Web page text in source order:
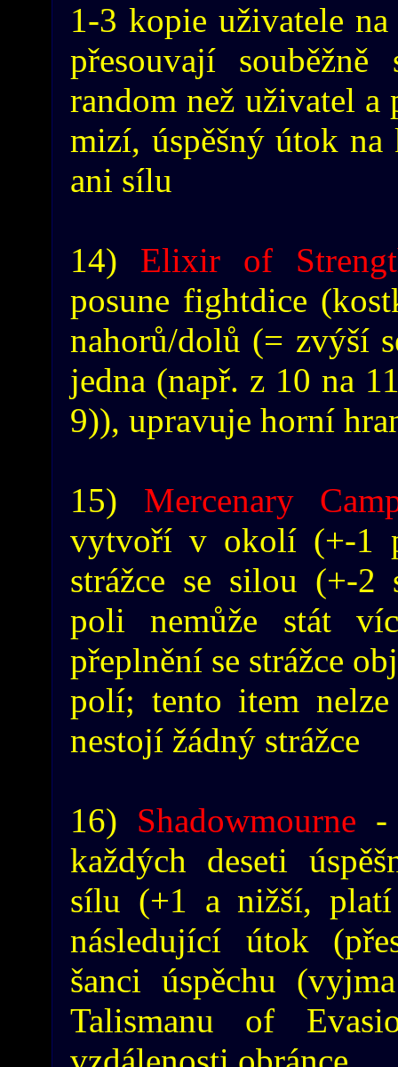
1-3 kopie uživatele
přesouvají
random než uživatel a
mizí, úspěšný útok
ani sílu
14) Elixir of
posune fightdice
nahorů/dolů (= zvýší
jedna (např. z 10 na
9)), upravuje horní
15) Mercenary
vytvoří v okolí (+-1
strážce se silou (+-2
poli nemůže stát
přeplnění se strážce
polí; tento item
nestojí žádný strážce
16) Shadowmourne -
každých deseti
sílu (+1 a nižší,
následující útok
šanci úspěchu
Talismanu of